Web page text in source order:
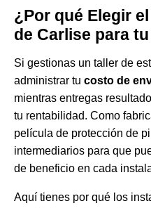
¿Por qué Elegir
de Carlise para
Si gestionas un taller de
administrar tu costo de
mientras entregas
tu rentabilidad. Como
película de protección de
intermediarios para que
de beneficio en cada
Aquí tienes por qué los